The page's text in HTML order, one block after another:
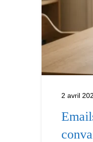
2 avril